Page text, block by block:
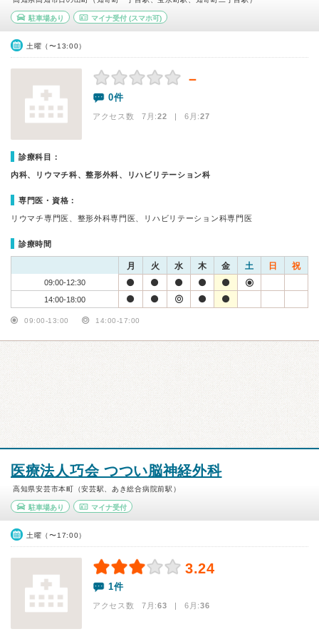
駐車場あり マイナ受付(スマホ可)
土曜（〜13:00）
－
0件
アクセス数 7月:22 | 6月:27
診療科目：
内科、リウマチ科、整形外科、リハビリテーション科
専門医・資格：
リウマチ専門医、整形外科専門医、リハビリテーション科専門医
診療時間
月 火 水 木 金 土 日 祝
09:00-12:30
14:00-18:00
09:00-13:00 14:00-17:00
医療法人巧会 つつい脳神経外科
高知県安芸市本町（安芸駅、あき総合病院前駅）
駐車場あり マイナ受付
土曜（〜17:00）
3.24
1件
アクセス数 7月:63 | 6月:36